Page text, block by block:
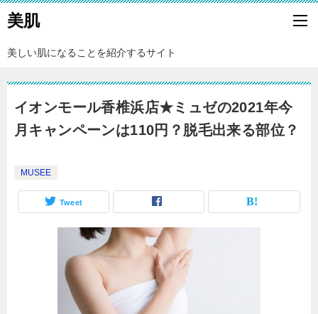
美肌
美しい肌になることを紹介するサイト
イオンモール香椎浜店★ミュゼの2021年今
月キャンペーンは110円？脱毛出来る部位？
MUSEE
Tweet